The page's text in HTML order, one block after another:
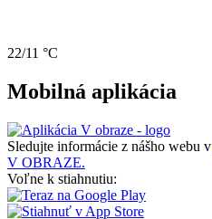
22/11 °C
Mobilná aplikácia
Sledujte informácie z nášho webu v
V OBRAZE.
Voľne k stiahnutiu: